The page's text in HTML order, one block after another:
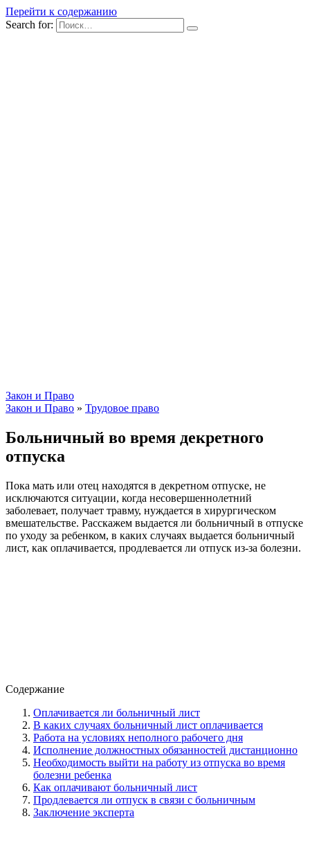
Перейти к содержанию
Search for:
Закон и Право
Закон и Право » Трудовое право
Больничный во время декретного
отпуска
Пока мать или отец находятся в декретном отпуске, не
исключаются ситуации, когда несовершеннолетний
заболевает, получает травму, нуждается в хирургическом
вмешательстве. Расскажем выдается ли больничный в отпуске
по уходу за ребенком, в каких случаях выдается больничный
лист, как оплачивается, продлевается ли отпуск из-за болезни.
Содержание
Оплачивается ли больничный лист
В каких случаях больничный лист оплачивается
Работа на условиях неполного рабочего дня
Исполнение должностных обязанностей дистанционно
Необходимость выйти на работу из отпуска во время
болезни ребенка
Как оплачивают больничный лист
Продлевается ли отпуск в связи с больничным
Заключение эксперта